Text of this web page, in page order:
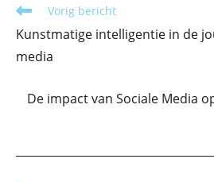
Lees
artikelen
Vorig bericht
Kunstmatige intelligentie in de
media
De impact van Sociale Media